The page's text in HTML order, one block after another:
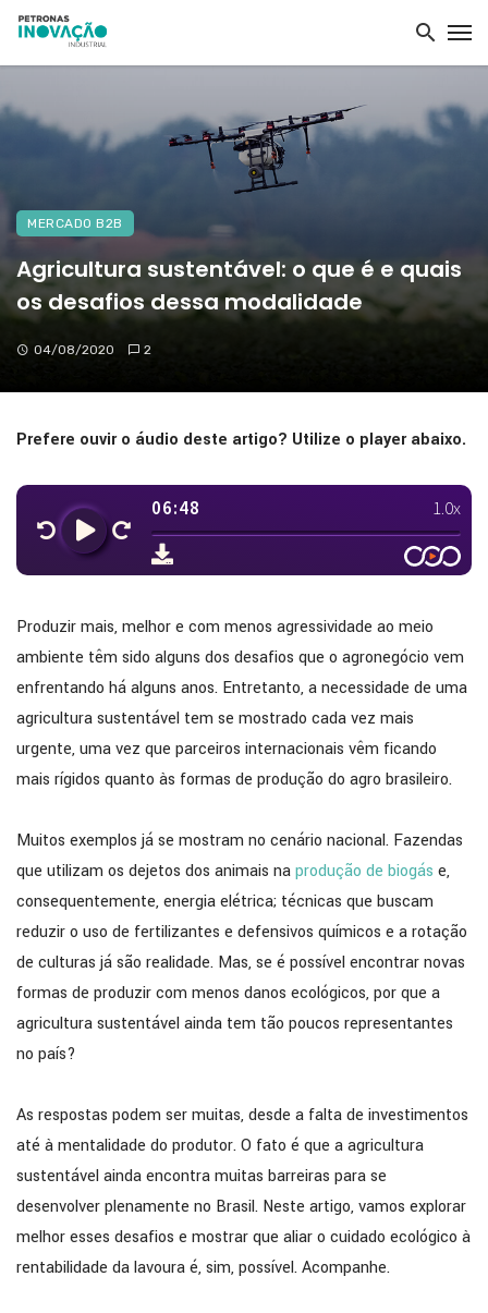
MERCADO B2B
Agricultura sustentável: o que é e quais
os desafios dessa modalidade
04/08/2020 2
Prefere ouvir o áudio deste artigo? Utilize o player abaixo.
Produzir mais, melhor e com menos agressividade ao meio
ambiente têm sido alguns dos desafios que o agronegócio vem
enfrentando há alguns anos. Entretanto, a necessidade de uma
agricultura sustentável tem se mostrado cada vez mais
urgente, uma vez que parceiros internacionais vêm ficando
mais rígidos quanto às formas de produção do agro brasileiro.
Muitos exemplos já se mostram no cenário nacional. Fazendas
que utilizam os dejetos dos animais naprodução de biogás e,
consequentemente, energia elétrica; técnicas que buscam
reduzir o uso de fertilizantes e defensivos químicos e a rotação
de culturas já são realidade. Mas, se é possível encontrar novas
formas de produzir com menos danos ecológicos, por que a
agricultura sustentável ainda tem tão poucos representantes
no país?
As respostas podem ser muitas, desde a falta de investimentos
até à mentalidade do produtor. O fato é que a agricultura
sustentável ainda encontra muitas barreiras para se
desenvolver plenamente no Brasil. Neste artigo, vamos explorar
melhor esses desafios e mostrar que aliar o cuidado ecológico à
rentabilidade da lavoura é, sim, possível. Acompanhe.